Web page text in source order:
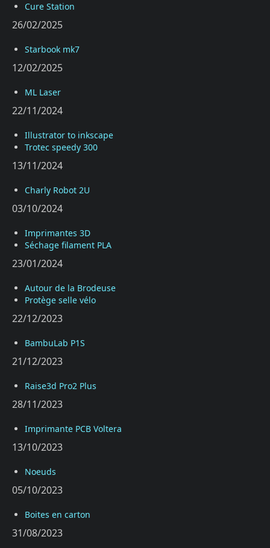
Cure Station
26/02/2025
Starbook mk7
12/02/2025
ML Laser
22/11/2024
Illustrator to inkscape
Trotec speedy 300
13/11/2024
Charly Robot 2U
03/10/2024
Imprimantes 3D
Séchage filament PLA
23/01/2024
Autour de la Brodeuse
Protège selle vélo
22/12/2023
BambuLab P1S
21/12/2023
Raise3d Pro2 Plus
28/11/2023
Imprimante PCB Voltera
13/10/2023
Noeuds
05/10/2023
Boites en carton
31/08/2023